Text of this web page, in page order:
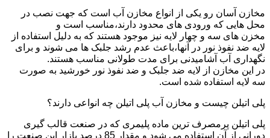
مخازن آسان رو یکی از انواع مخازن آب است که جهت نصب در
محل هایی که ورودی های محدود دارند،مناسب است و
مخزن های سه و چهار لایه نیز موجود هستند که به دلیل استفاده از
لایه ضد نفوذ نور در آنها،باعث عدم رشد جلبک ها می شوند و برای
نگهداری آب آشامیدنی برای مدت طولانی مناسب هستند.
در این مخازن از لایه ضد جلبک و ضد نفوذ نور خورشید به صورت
سه لایه استفاده شده است.
پلی اتیلن چیست و مخازن آب پلی اتیلن چه انواعی دارند؟
پلی اتیلن پرمصرف ترین ماده پلیمری که در صنعت قالب گیری
دورانی از آن استفاده می شود و مقدار 85 درصد بازار این صنعت را